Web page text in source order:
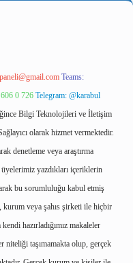
Teams:
0 726 Telegram: @karabul
Bilgi Teknolojileri ve İletişim
olarak hizmet vermektedir.
denetleme veya araştırma
yazdıkları içeriklerin
bu sorumluluğu kabul etmiş
kurum veya şahıs şirketi ile hiçbir
hazırladığımız makaleler
niteliği taşımamakta olup, gerçek